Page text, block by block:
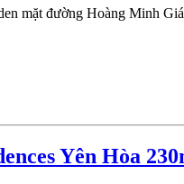
mặt đường Hoàng Minh
Yên Hòa